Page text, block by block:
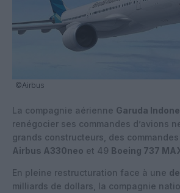
©Airbus
La compagnie aérienne Garuda
renégocier ses commandes d’avions
grands constructeurs, des
Airbus A330neo et 49 Boeing 737
En pleine restructuration face à une
milliards de dollars, la compagnie